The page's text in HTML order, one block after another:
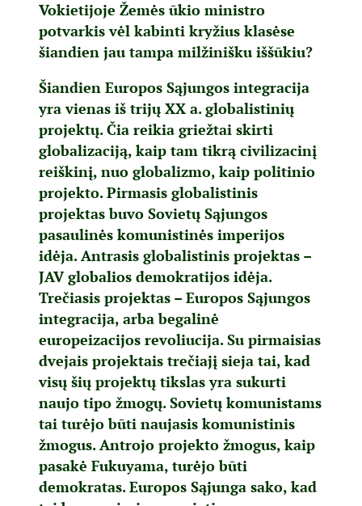
Vokietijoje Žemės ūkio ministro
potvarkis vėl kabinti kryžius klasėse
šiandien jau tampa milžinišku iššūkiu?
Šiandien Europos Sąjungos integracija
yra vienas iš trijų XX a. globalistinių
projektų. Čia reikia griežtai skirti
globalizaciją, kaip tam tikrą civilizacinį
reiškinį, nuo globalizmo, kaip politinio
projekto. Pirmasis globalistinis
projektas buvo Sovietų Sąjungos
pasaulinės komunistinės imperijos
idėja. Antrasis globalistinis projektas –
JAV globalios demokratijos idėja.
Trečiasis projektas – Europos Sąjungos
integracija, arba begalinė
europeizacijos revoliucija. Su pirmaisias
dvejais projektais trečiajį sieja tai, kad
visų šių projektų tikslas yra sukurti
naujo tipo žmogų. Sovietų komunistams
tai turėjo būti naujasis komunistinis
žmogus. Antrojo projekto žmogus, kaip
pasakė Fukuyama, turėjo būti
demokratas. Europos Sąjunga sako, kad